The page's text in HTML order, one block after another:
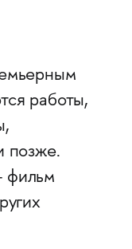
работы,
позже.
фильм